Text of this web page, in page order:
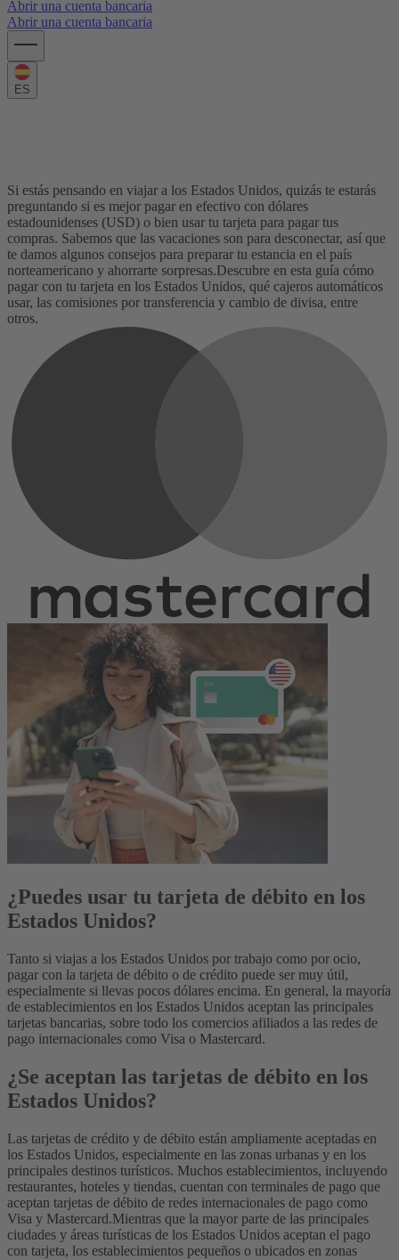
Abrir una cuenta bancaria
Abrir una cuenta bancaria
ES
Si estás pensando en viajar a los Estados Unidos, quizás te estarás
preguntando si es mejor pagar en efectivo con dólares
estadounidenses (USD) o bien usar tu tarjeta para pagar tus
compras. Sabemos que las vacaciones son para desconectar, así que
te damos algunos consejos para preparar tu estancia en el país
norteamericano y ahorrarte sorpresas.Descubre en esta guía cómo
pagar con tu tarjeta en los Estados Unidos, qué cajeros automáticos
usar, las comisiones por transferencia y cambio de divisa, entre
otros.
¿Puedes usar tu tarjeta de débito en los
Estados Unidos?
Tanto si viajas a los Estados Unidos por trabajo como por ocio,
pagar con la tarjeta de débito o de crédito puede ser muy útil,
especialmente si llevas pocos dólares encima. En general, la mayoría
de establecimientos en los Estados Unidos aceptan las principales
tarjetas bancarias, sobre todo los comercios afiliados a las redes de
pago internacionales como Visa o Mastercard.
¿Se aceptan las tarjetas de débito en los
Estados Unidos?
Las tarjetas de crédito y de débito están ampliamente aceptadas en
los Estados Unidos, especialmente en las zonas urbanas y en los
principales destinos turísticos. Muchos establecimientos, incluyendo
restaurantes, hoteles y tiendas, cuentan con terminales de pago que
aceptan tarjetas de débito de redes internacionales de pago como
Visa y Mastercard.Mientras que la mayor parte de las principales
ciudades y áreas turísticas de los Estados Unidos aceptan el pago
con tarjeta, los establecimientos pequeños o ubicados en zonas